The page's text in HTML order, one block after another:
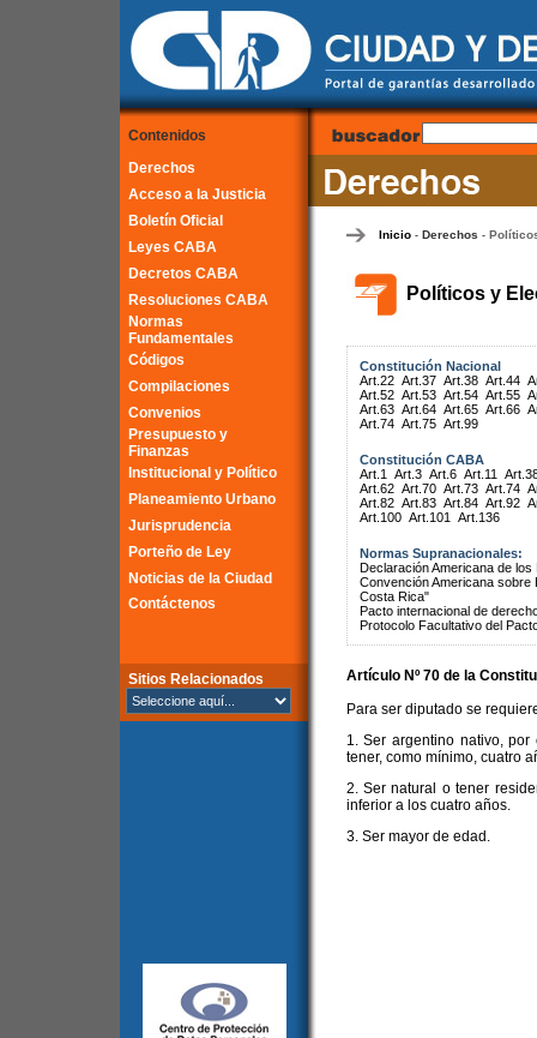
Contenidos
Derechos
Acceso a la Justicia
Boletín Oficial
Leyes CABA
Decretos CABA
Resoluciones CABA
Normas
Fundamentales
Códigos
Compilaciones
Convenios
Presupuesto y
Finanzas
Institucional y Político
Planeamiento Urbano
Jurisprudencia
Porteño de Ley
Noticias de la Ciudad
Contáctenos
Sitios Relacionados
Inicio- Derechos -
Políticos y
Constitución Nacional
Art.22 Art.37 Art.38 Art.44
Art.52 Art.53 Art.54 Art.55
Art.63 Art.64 Art.65 Art.66
Art.74 Art.75 Art.99
Constitución CABA
Art.1
Art.3 Art.6 Art.11
Art.62 Art.70 Art.73 Art.74
Art.82 Art.83 Art.84 Art.92
Art.100 Art.101 Art.136
Normas Supranacionales:
Declaración Americana de
Convención Americana
Costa Rica"
Pacto internacional de
Protocolo Facultativo del
Artículo Nº 70 de la
Para ser diputado se
1. Ser argentino nativo,
tener, como mínimo, cuatro
2. Ser natural o tener
inferior a los cuatro años.
3. Ser mayor de edad.